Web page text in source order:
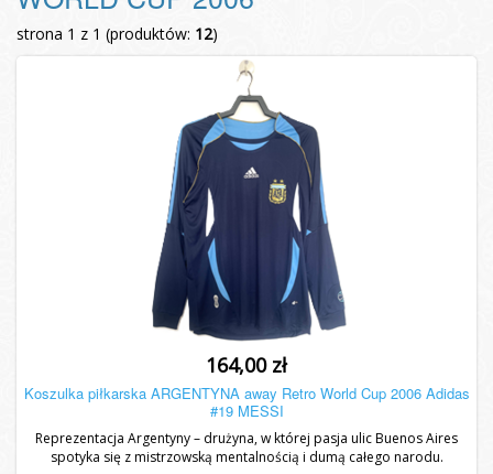
strona 1 z 1 (produktów: 12)
164,00 zł
Koszulka piłkarska ARGENTYNA away Retro World Cup 2006 Adidas
#19 MESSI
Reprezentacja Argentyny – drużyna, w której pasja ulic Buenos Aires
spotyka się z mistrzowską mentalnością i dumą całego narodu.